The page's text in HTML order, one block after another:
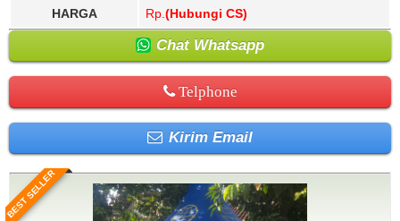
HARGA Rp. (Hubungi CS)
Chat Whatsapp
Telphone
Kirim Email
BEST SELLER